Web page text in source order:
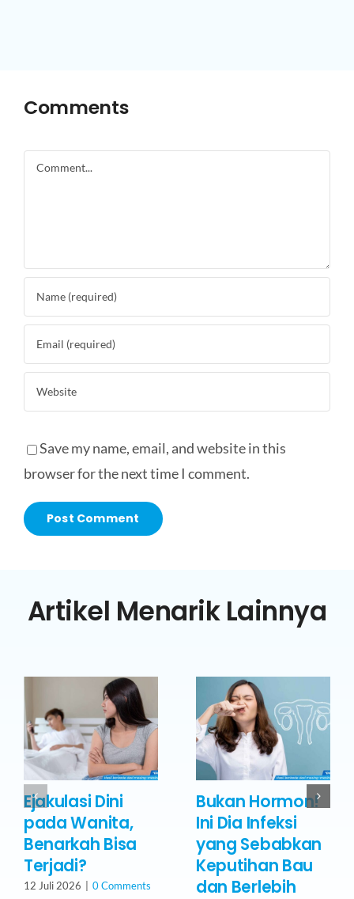
Comments
Comment
Save my name, email, and website in this
browser for the next time I comment.
Artikel Menarik Lainnya
Ejakulasi Dini
pada Wanita,
Benarkah Bisa
Terjadi?
12 Juli 2026 0 Comments
Bukan Hormon!
Ini Dia Infeksi
yang Sebabkan
Keputihan Bau
dan Berlebih